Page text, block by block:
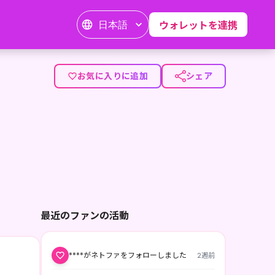
日本語 ウォレットを連携
お気に入りに追加 シェア
最近のファンの活動
****がネトファをフォローしました 2週前